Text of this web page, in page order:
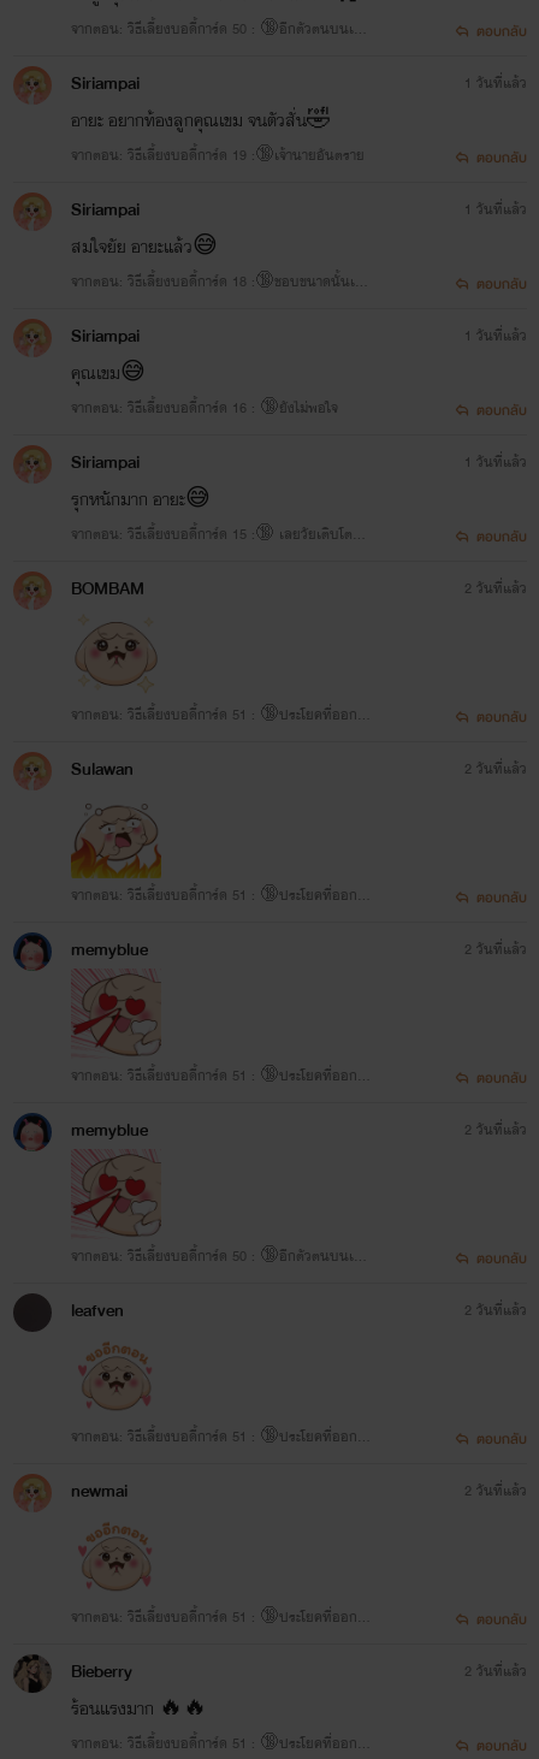
จากตอน: วิธีเลี้ยงบอดี้การ์ด 50 : 🔞อีกตัวตนบนเตีย
ตอบกลับ
Siriampai
อายะ อยากท้องลูกคุณเขม จนตัวสั่น🤣
จากตอน: วิธีเลี้ยงบอดี้การ์ด 19 :🔞เจ้านายอันตราย
1 วันที่แล้ว
ตอบกลับ
Siriampai
สมใจยัย อายะแล้ว😅
จากตอน: วิธีเลี้ยงบอดี้การ์ด 18 :🔞ชอบขนาดนั้นเล
1 วันที่แล้ว
ตอบกลับ
Siriampai
คุณเขม😅
จากตอน: วิธีเลี้ยงบอดี้การ์ด 16 : 🔞ยังไม่พอใจ
1 วันที่แล้ว
ตอบกลับ
Siriampai
รุกหนักมาก อายะ😅
จากตอน: วิธีเลี้ยงบอดี้การ์ด 15 :🔞 เลยวัยเติบโตมา
1 วันที่แล้ว
ตอบกลับ
BOMBAM
จากตอน: วิธีเลี้ยงบอดี้การ์ด 51 : 🔞ประโยคที่ออกจา
2 วันที่แล้ว
ตอบกลับ
Sulawan
จากตอน: วิธีเลี้ยงบอดี้การ์ด 51 : 🔞ประโยคที่ออกจา
2 วันที่แล้ว
ตอบกลับ
memyblue
จากตอน: วิธีเลี้ยงบอดี้การ์ด 51 : 🔞ประโยคที่ออกจา
2 วันที่แล้ว
ตอบกลับ
memyblue
จากตอน: วิธีเลี้ยงบอดี้การ์ด 50 : 🔞อีกตัวตนบนเตีย
2 วันที่แล้ว
ตอบกลับ
leafven
จากตอน: วิธีเลี้ยงบอดี้การ์ด 51 : 🔞ประโยคที่ออกจา
2 วันที่แล้ว
ตอบกลับ
newmai
จากตอน: วิธีเลี้ยงบอดี้การ์ด 51 : 🔞ประโยคที่ออกจา
2 วันที่แล้ว
ตอบกลับ
Bieberry
ร้อนแรงมาก 🔥🔥
จากตอน: วิธีเลี้ยงบอดี้การ์ด 51 : 🔞ประโยคที่ออกจา
2 วันที่แล้ว
ตอบกลับ